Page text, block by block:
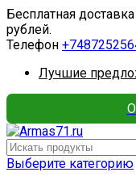
Бесплатная
рублей.
Телефон
Лучшие
Выберите категорию